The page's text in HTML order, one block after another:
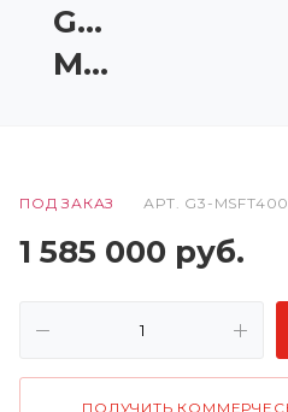
G3-
MSFT400
ПОД ЗАКАЗ АРТ. G3-MSFT400
1 585 000 руб.
ПОЛУЧИТЬ